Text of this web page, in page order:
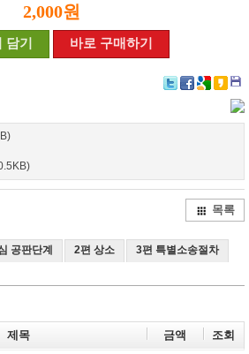
2,000원
담기 바로 구매하기
Google+
목록
공판단계 2편 상소
3편 특별소송절차
제목 금액 조회